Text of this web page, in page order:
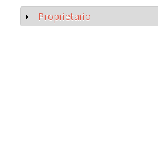
Mostrar
Proprietario